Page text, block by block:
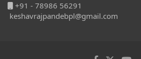
+91 - 78986 56291
keshavrajpandebpl@gmail.com